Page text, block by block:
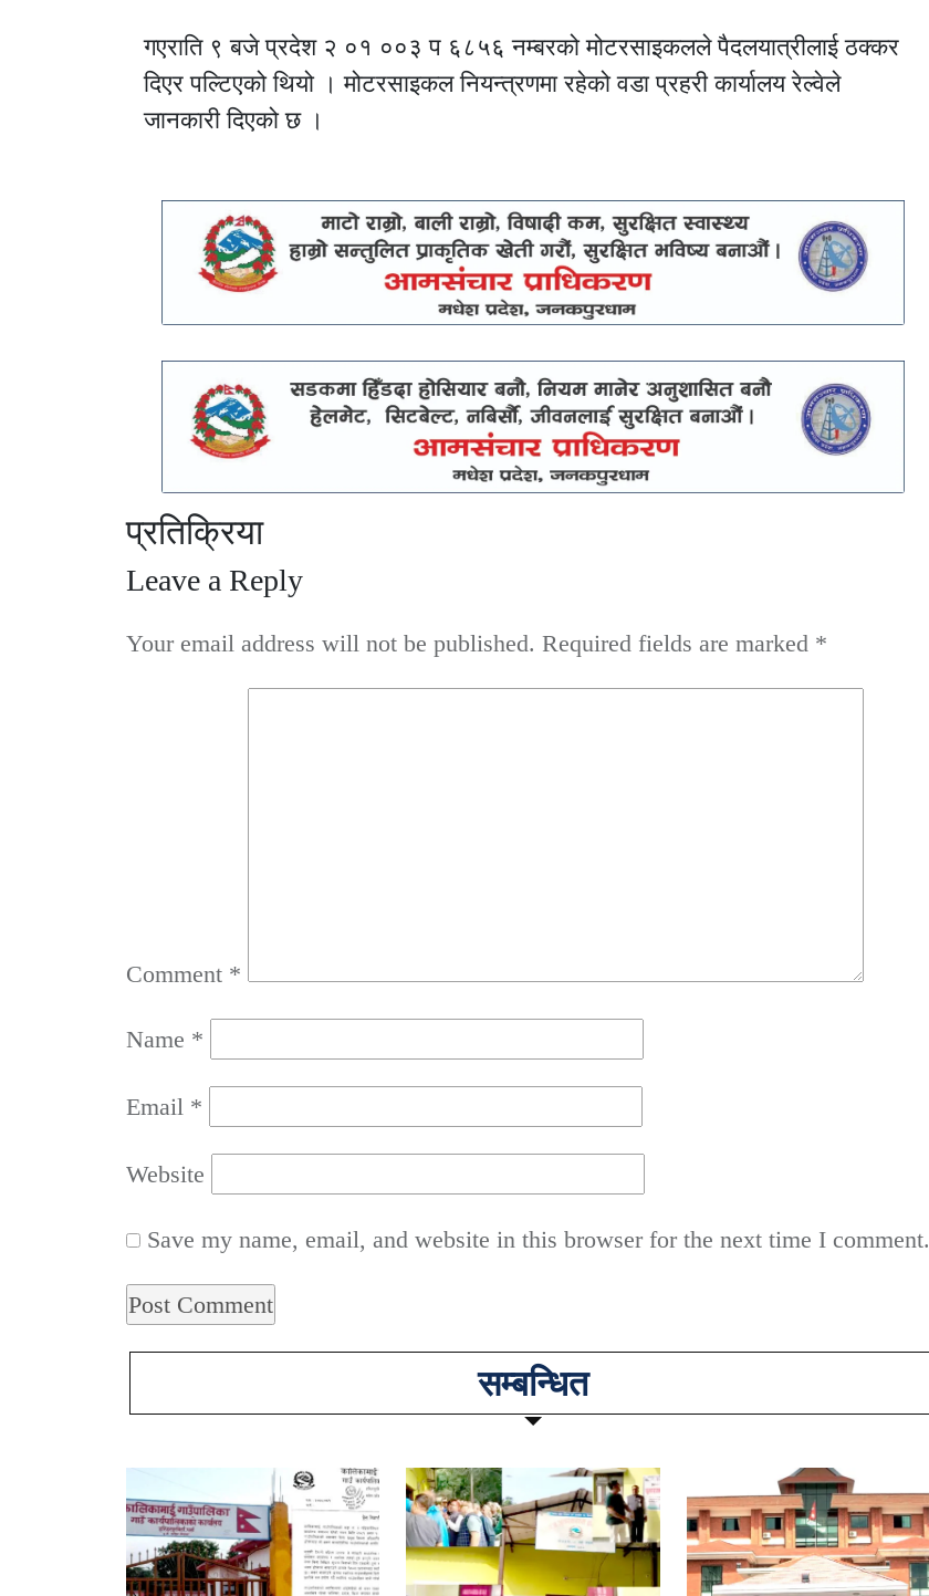
गएराति ९ बजे प्रदेश २ ०१ ००३ प ६८५६ नम्बरको मोटरसाइकलले पैदलयात्रीलाई ठक्कर
दिएर पल्टिएको थियो । मोटरसाइकल नियन्त्रणमा रहेको वडा प्रहरी कार्यालय रेल्वेले
जानकारी दिएको छ ।
प्रतिक्रिया
Leave a Reply
Your email address will not be published. Required fields are marked *
Comment *
Name *
Email *
Website
Save my name, email, and website in this browser for the next time I comment.
सम्बन्धित